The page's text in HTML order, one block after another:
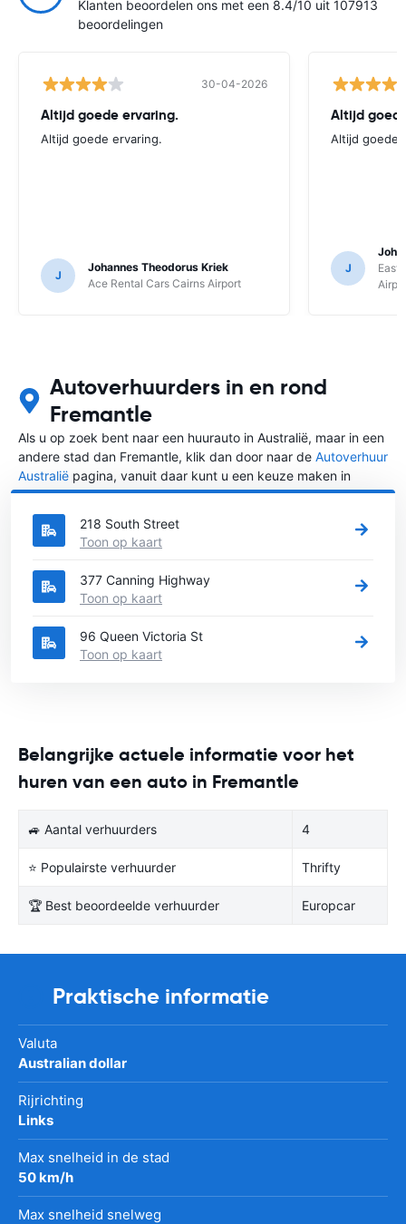
Klanten beoordelen ons met een 8.4/10 uit 107913
beoordelingen
30-04-2026
Altijd goede ervaring.
Altijd goede ervaring.
J
Johannes Theodorus Kriek
Ace Rental Cars Cairns Airport
Altijd
Altijd goede
J
East
Autoverhuurders in en rond
Fremantle
Als u op zoek bent naar een huurauto in Australië, maar in een
andere stad dan Fremantle, klik dan door naar de Autoverhuur
Australië pagina, vanuit daar kunt u een keuze maken in
welke stad in Australië u een auto huren wilt.
218 South Street
Toon op kaart
377 Canning Highway
Toon op kaart
96 Queen Victoria St
Toon op kaart
Belangrijke actuele informatie voor het
huren van een auto in Fremantle
🚙 Aantal verhuurders 4
⭐ Populairste verhuurder Thrifty
🏆 Best beoordeelde verhuurder Europcar
Praktische informatie
Valuta
Australian dollar
Rijrichting
Links
Max snelheid in de stad
50 km/h
Max snelheid snelweg